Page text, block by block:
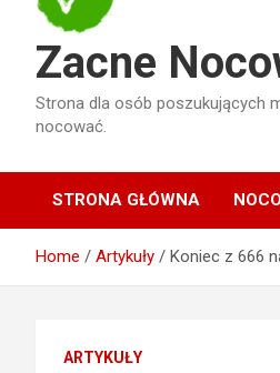
Zacne
Strona dla osób poszukujących
nocować.
STRONA GŁÓWNA
Home Artykuły Koniec z 666
ARTYKUŁY